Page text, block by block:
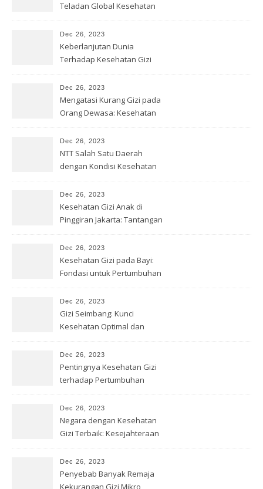
Teladan Global Kesehatan
Dec 26, 2023
Keberlanjutan Dunia
Terhadap Kesehatan Gizi
Dec 26, 2023
Mengatasi Kurang Gizi pada
Orang Dewasa: Kesehatan
Dec 26, 2023
NTT Salah Satu Daerah
dengan Kondisi Kesehatan
Dec 26, 2023
Kesehatan Gizi Anak di
Pinggiran Jakarta: Tantangan
Dec 26, 2023
Kesehatan Gizi pada Bayi:
Fondasi untuk Pertumbuhan
Dec 26, 2023
Gizi Seimbang: Kunci
Kesehatan Optimal dan
Dec 26, 2023
Pentingnya Kesehatan Gizi
terhadap Pertumbuhan
Dec 26, 2023
Negara dengan Kesehatan
Gizi Terbaik: Kesejahteraan
Dec 26, 2023
Penyebab Banyak Remaja
Kekurangan Gizi Mikro